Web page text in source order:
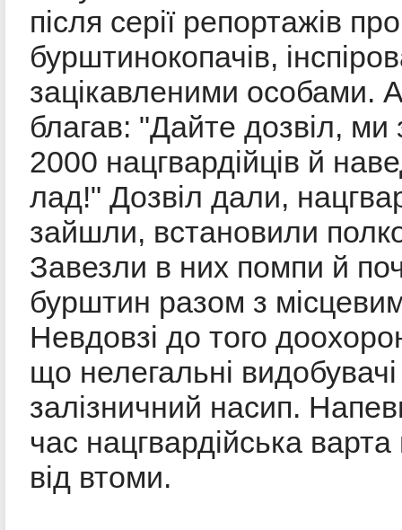
після серії репортажів про
бурштинокопачів,
зацікавленими особами.
благав: "Дайте дозвіл,
2000 нацгвардійців й
лад!" Дозвіл дали,
зайшли, встановили
Завезли в них помпи й
бурштин разом з
Невдовзі до того
що нелегальні
залізничний насип.
час нацгвардійська
від втоми.